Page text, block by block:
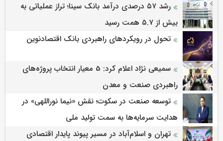
رشد ۵۷ درصدی درآمد بانک سینا؛ تراز عملیاتی به
بیش از ۵.۷ همت رسید
تحول در رویکردهای راهبردی بانک اقتصادنوین
سمیعی‌ نژاد اعلام کرد: 5 معیار انتخاب پروژه‌های
راهبردی صنعت و معدن
توسعه صنعت در سکوت؛ نقش «نیما نوراللهی» در
هدایت سرمایه‌ها به سمت تولید ملی
تهران و اسلام‌آباد در مسیر پیوند پایدار اقتصادی